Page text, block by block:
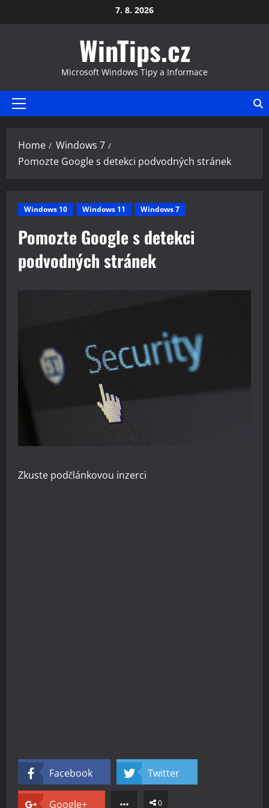
to
7. 8. 2026
WinTips.cz
Microsoft Windows Tipy a Informace
Primary
Home
Windows 7
Pomozte Google s detekci podvodných stránek
Windows 10 Windows 11 Windows 7
Pomozte Google s detekci
podvodných stránek
Zkuste podčlánkovou inzerci
Facebook Twitter
Google+ 0